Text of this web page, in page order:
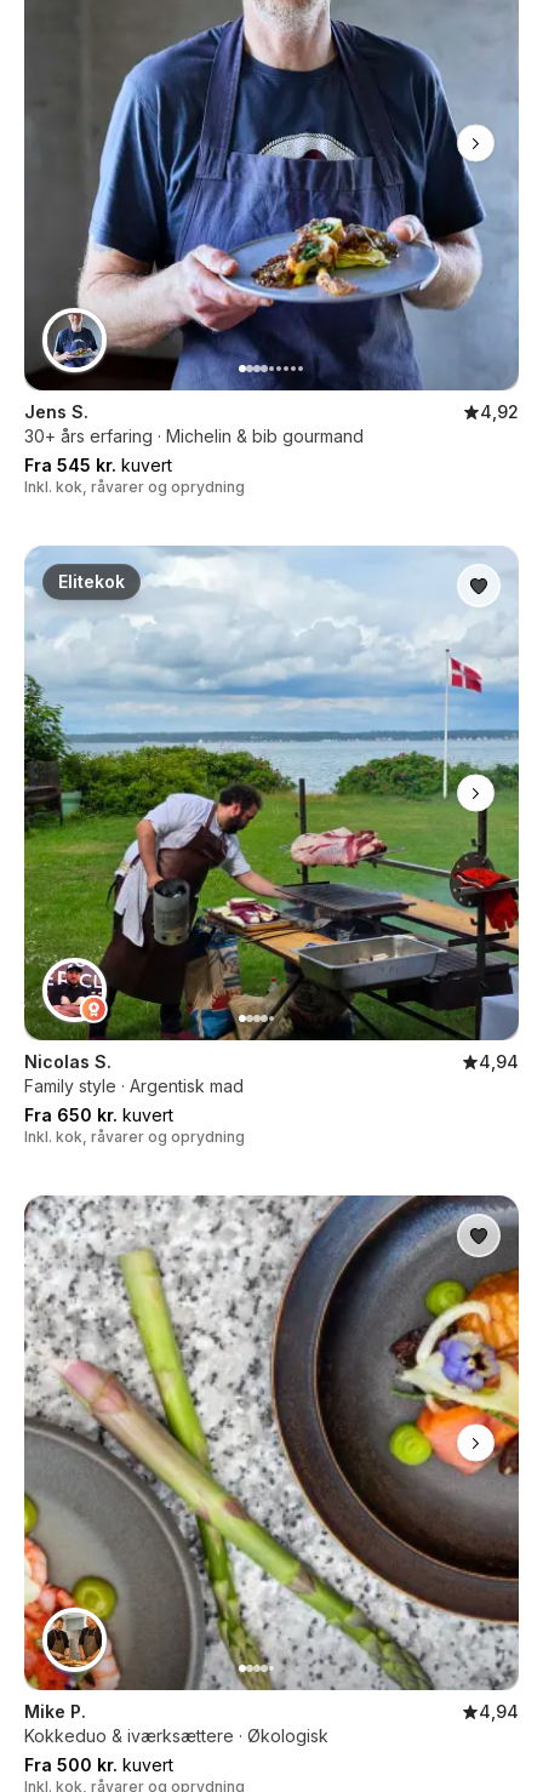
Jens S.
4,92
30+ års erfaring · Michelin & bib gourmand
Fra 545 kr. kuvert
Inkl. kok, råvarer og oprydning
Elitekok
Nicolas S.
4,94
Family style · Argentisk mad
Fra 650 kr. kuvert
Inkl. kok, råvarer og oprydning
Mike P.
4,94
Kokkeduo & iværksættere · Økologisk
Fra 500 kr. kuvert
Inkl. kok, råvarer og oprydning